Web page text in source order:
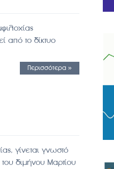
από το δίκτυο
Περισσότερα »
γίνεται γνωστό
διμήνου Μαρτίου